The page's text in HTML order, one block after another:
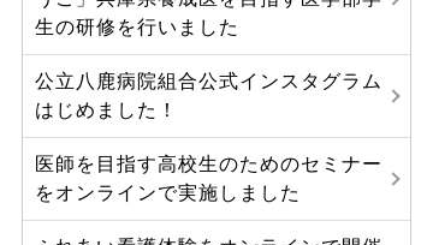
生の研修を行いました
公立八鹿病院組合公式インスタグラム
はじめました！
医師を目指す高校生のためのセミナー
をオンラインで実施しました